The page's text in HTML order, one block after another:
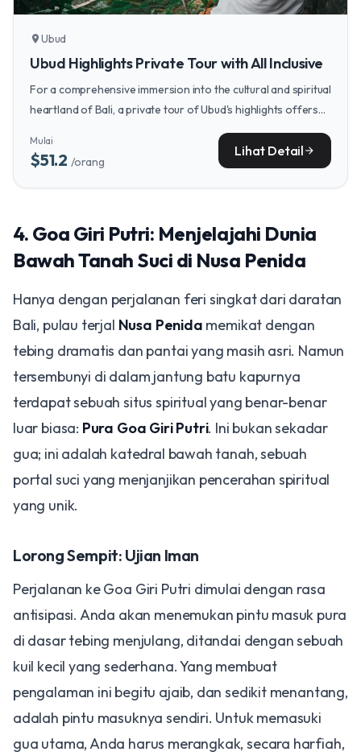
location_on Ubud
Ubud Highlights Private Tour with All Inclusive
For a comprehensive immersion into the cultural and spiritual
heartland of Bali, a private tour of Ubud's highlights offers
deep insights into temple rituals, serene rice terraces, and
local artisan traditions.
Mulai
$51.2 /orang
Lihat Detail arrow_forward
​4. Goa Giri Putri: Menjelajahi Dunia
Bawah Tanah Suci di Nusa Penida
​Hanya dengan perjalanan feri singkat dari daratan
Bali, pulau terjal Nusa Penida memikat dengan
tebing dramatis dan pantai yang masih asri. Namun
tersembunyi di dalam jantung batu kapurnya
terdapat sebuah situs spiritual yang benar-benar
luar biasa: Pura Goa Giri Putri. Ini bukan sekadar
gua; ini adalah katedral bawah tanah, sebuah
portal suci yang menjanjikan pencerahan spiritual
yang unik.
​Lorong Sempit: Ujian Iman
​Perjalanan ke Goa Giri Putri dimulai dengan rasa
antisipasi. Anda akan menemukan pintu masuk pura
di dasar tebing menjulang, ditandai dengan sebuah
kuil kecil yang sederhana. Yang membuat
pengalaman ini begitu ajaib, dan sedikit menantang,
adalah pintu masuknya sendiri. Untuk memasuki
gua utama, Anda harus merangkak, secara harfiah,